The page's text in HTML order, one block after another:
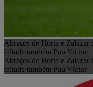
Abraços de Horta e Zalazar
faltado também Pau Víctor
Abraços de Horta e Zalazar
faltado também Pau Víctor